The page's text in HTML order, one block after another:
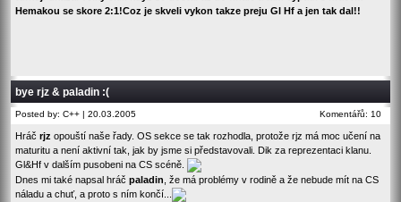
Hemakou se skore 2:1!Coz je skveli vykon takze preju Gl Hf a jen tak dal!!
bye rjz & paladin :(
Posted by: C++ | 20.03.2005 Komentářů: 10
Hráč rjz opouští naše řady. OS sekce se tak rozhodla, protože rjz má moc učení na
maturitu a není aktivní tak, jak by jsme si představovali. Dik za reprezentaci klanu.
Gl&Hf v dalším pusobeni na CS scéně.
Dnes mi také napsal hráč paladin , že má problémy v rodině a že nebude mít na CS
náladu a chuť, a proto s ním končí...